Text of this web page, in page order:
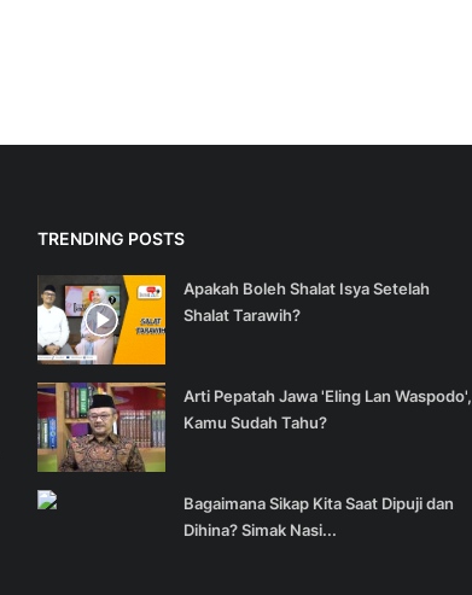
TRENDING POSTS
Apakah Boleh Shalat Isya Setelah
Shalat Tarawih?
Arti Pepatah Jawa 'Eling Lan Waspodo',
Kamu Sudah Tahu?
Bagaimana Sikap Kita Saat Dipuji dan
Dihina? Simak Nasi...